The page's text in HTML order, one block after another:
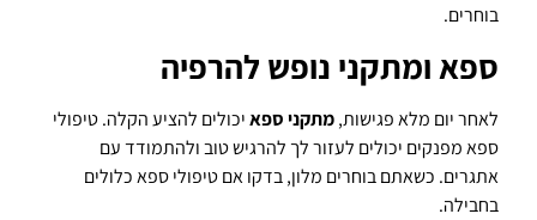
בוחרים.
ספא ומתקני נופש להרפיה
לאחר יום מלא פגישות,מתקני ספאיכולים להציע הקלה. טיפולי
ספא מפנקים יכולים לעזור לך להרגיש טוב ולהתמודד עם
אתגרים. כשאתם בוחרים מלון, בדקו אם טיפולי ספא כלולים
בחבילה.